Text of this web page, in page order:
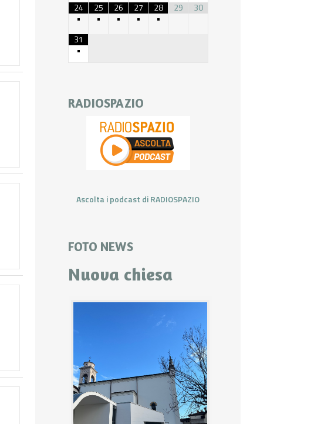
24
•
25
•
26
•
27
•
28
•
29 30
31
•
RADIOSPAZIO
Ascolta i podcast di RADIOSPAZIO
FOTO NEWS
Nuova chiesa